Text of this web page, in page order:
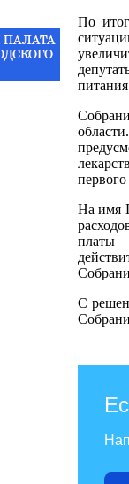
По
На имя
платы
С